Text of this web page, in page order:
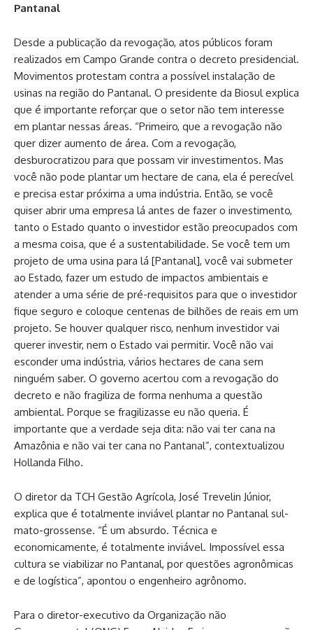
Pantanal
Desde a publicação da revogação, atos públicos foram
realizados em Campo Grande contra o decreto presidencial.
Movimentos protestam contra a possível instalação de
usinas na região do Pantanal. O presidente da Biosul explica
que é importante reforçar que o setor não tem interesse
em plantar nessas áreas. “Primeiro, que a revogação não
quer dizer aumento de área. Com a revogação,
desburocratizou para que possam vir investimentos. Mas
você não pode plantar um hectare de cana, ela é perecível
e precisa estar próxima a uma indústria. Então, se você
quiser abrir uma empresa lá antes de fazer o investimento,
tanto o Estado quanto o investidor estão preocupados com
a mesma coisa, que é a sustentabilidade. Se você tem um
projeto de uma usina para lá [Pantanal], você vai submeter
ao Estado, fazer um estudo de impactos ambientais e
atender a uma série de pré-requisitos para que o investidor
fique seguro e coloque centenas de bilhões de reais em um
projeto. Se houver qualquer risco, nenhum investidor vai
querer investir, nem o Estado vai permitir. Você não vai
esconder uma indústria, vários hectares de cana sem
ninguém saber. O governo acertou com a revogação do
decreto e não fragiliza de forma nenhuma a questão
ambiental. Porque se fragilizasse eu não queria. É
importante que a verdade seja dita: não vai ter cana na
Amazônia e não vai ter cana no Pantanal”, contextualizou
Hollanda Filho.
O diretor da TCH Gestão Agrícola, José Trevelin Júnior,
explica que é totalmente inviável plantar no Pantanal sul-
mato-grossense. “É um absurdo. Técnica e
economicamente, é totalmente inviável. Impossível essa
cultura se viabilizar no Pantanal, por questões agronômicas
e de logística”, apontou o engenheiro agrônomo.
Para o diretor-executivo da Organização não